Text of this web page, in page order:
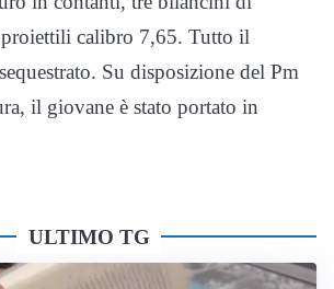
proiettili calibro 7,65. Tutto il
Su disposizione del Pm
il giovane è stato portato in
ULTIMO TG